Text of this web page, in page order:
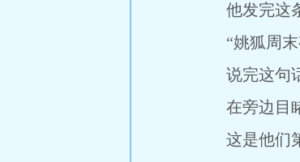
他发完这条
“姚狐周末
说完这句话
在旁边目睹
这是他们第